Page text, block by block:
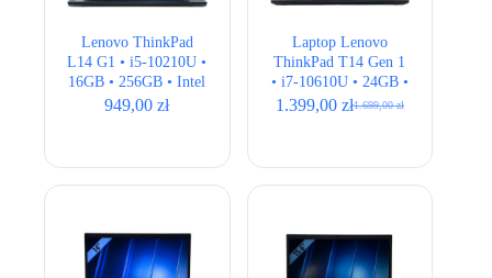
Lenovo ThinkPad
L14 G1 • i5-10210U •
16GB • 256GB • Intel
UHD • 14″ Full HD
949,00zł
Laptop Lenovo
ThinkPad T14 Gen 1
• i7-10610U • 24GB •
256GB • Intel UHD •
1.699,00zł
Pierwotna
1.699,00 zł.
1.399,00 zł
Aktualna
1.399,00 zł.